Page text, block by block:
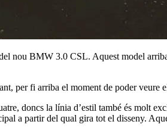
nou BMW 3.0 CSL. Aquest model
per fi arriba el moment de poder
doncs la línia d’estil també és molt
a partir del qual gira tot el disseny.